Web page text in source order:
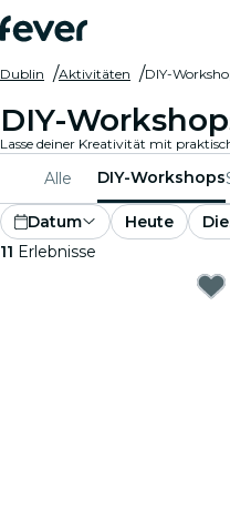
Dublin Aktivitäten DIY-
DIY-
Alle DIY-Workshops
Datum Heute
11 Erlebnisse